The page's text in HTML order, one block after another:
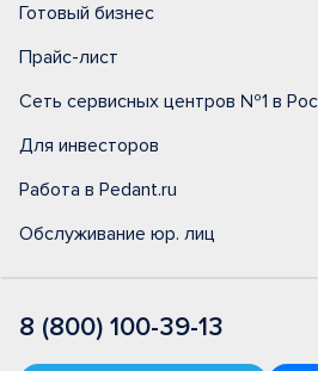
Готовый бизнес
Прайс-лист
Сеть сервисных центров №1 в
Для инвесторов
Работа в Pedant.ru
Обслуживание юр. лиц
8 (800) 100-39-13